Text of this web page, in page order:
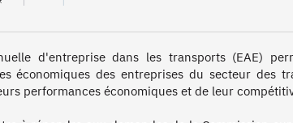
d'entreprise dans les transports (EAE)
économiques des entreprises du secteur des
performances économiques et de leur